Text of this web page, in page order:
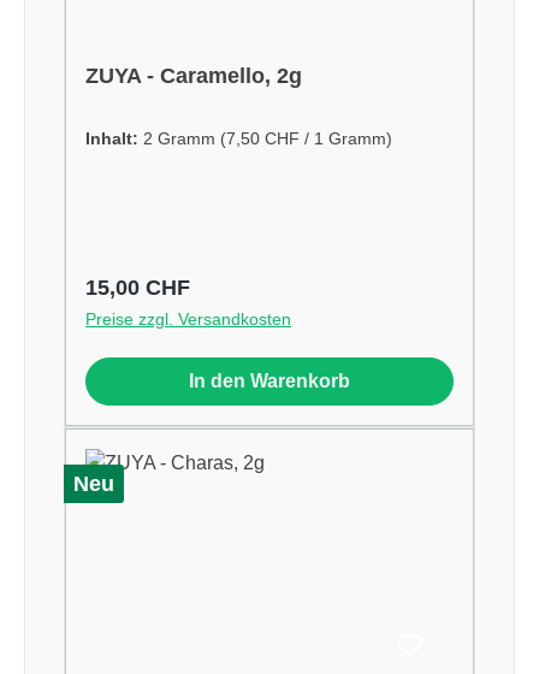
ZUYA - Caramello, 2g
Inhalt: 2 Gramm (7,50 CHF / 1 Gramm)
Regulärer Preis:
15,00 CHF
Preise zzgl. Versandkosten
In den Warenkorb
Neu